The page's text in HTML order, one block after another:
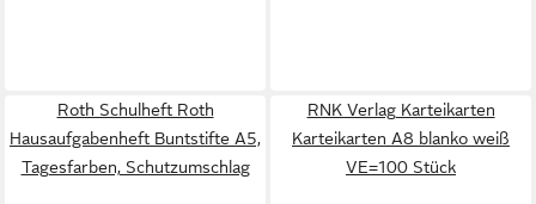
Roth Schulheft Roth
Hausaufgabenheft Buntstifte A5,
Tagesfarben, Schutzumschlag
RNK Verlag Karteikarten
Karteikarten A8 blanko weiß
VE=100 Stück